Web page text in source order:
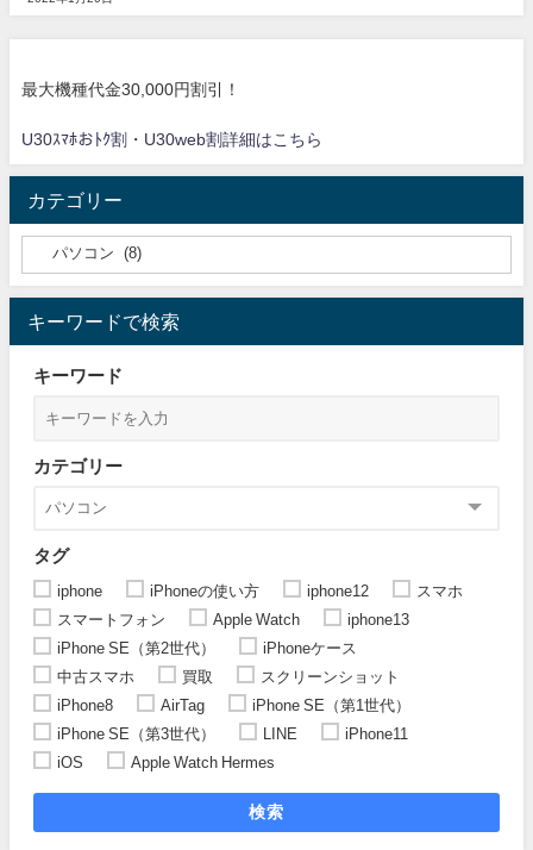
最大機種代金30,000円割引！
U30ｽﾏﾎおﾄｸ割・U30web割詳細はこちら
カテゴリー
キーワードで検索
キーワード
カテゴリー
タグ
iphone iPhoneの使い方 iphone12
スマホ
スマートフォン
Apple Watch
iphone13
iPhone SE（第2世代）
iPhoneケース
中古スマホ
買取
スクリーンショット
iPhone8
AirTag
iPhone SE（第1世代）
iPhone SE（第3世代）
LINE
iPhone11
iOS
Apple Watch Hermes
検索